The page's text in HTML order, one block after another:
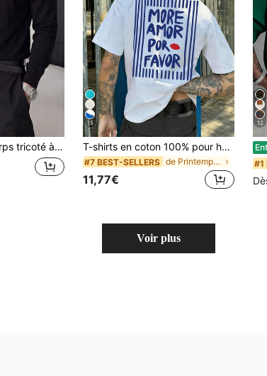
manches longues, convient pour le superposage au bureau et le port quotidien
15
T-shirts en coton 100% pour hommes, été et automne, avec imprimés de slogans uniques, idéal pour le port quotidien, le style de rue, les vacances, les loisirs et le sport
#7 BEST-SELLERS de Printemps/Été/Automne Hauts pour hommes
11,77€
12
#1
Voir plus